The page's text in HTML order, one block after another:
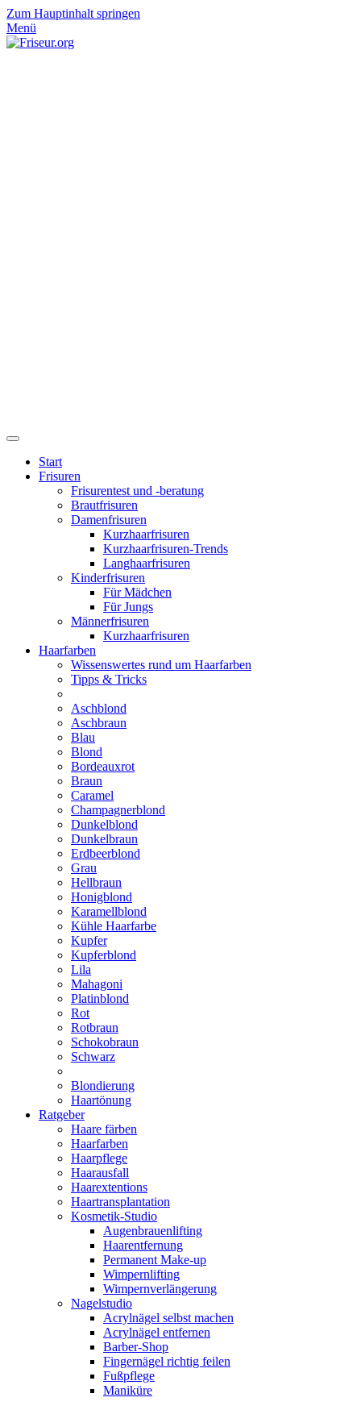
Zum Hauptinhalt springen
Menü
Start
Frisuren
Frisurentest und -beratung
Brautfrisuren
Damenfrisuren
Kurzhaarfrisuren
Kurzhaarfrisuren-Trends
Langhaarfrisuren
Kinderfrisuren
Für Mädchen
Für Jungs
Männerfrisuren
Kurzhaarfrisuren
Haarfarben
Wissenswertes rund um Haarfarben
Tipps & Tricks
Aschblond
Aschbraun
Blau
Blond
Bordeauxrot
Braun
Caramel
Champagnerblond
Dunkelblond
Dunkelbraun
Erdbeerblond
Grau
Hellbraun
Honigblond
Karamellblond
Kühle Haarfarbe
Kupfer
Kupferblond
Lila
Mahagoni
Platinblond
Rot
Rotbraun
Schokobraun
Schwarz
Blondierung
Haartönung
Ratgeber
Haare färben
Haarfarben
Haarpflege
Haarausfall
Haarextentions
Haartransplantation
Kosmetik-Studio
Augenbrauenlifting
Haarentfernung
Permanent Make-up
Wimpernlifting
Wimpernverlängerung
Nagelstudio
Acrylnägel selbst machen
Acrylnägel entfernen
Barber-Shop
Fingernägel richtig feilen
Fußpflege
Maniküre